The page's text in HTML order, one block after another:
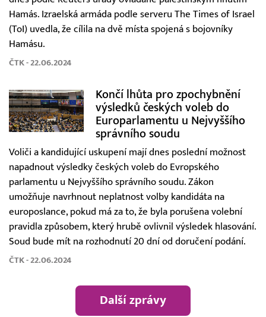
Hamás. Izraelská armáda podle serveru The Times of Israel
(ToI) uvedla, že cílila na dvě místa spojená s bojovníky
Hamásu.
ČTK - 22.06.2024
Končí lhůta pro zpochybnění
výsledků českých voleb do
Europarlamentu u Nejvyššího
správního soudu
Voliči a kandidující uskupení mají dnes poslední možnost
napadnout výsledky českých voleb do Evropského
parlamentu u Nejvyššího správního soudu. Zákon
umožňuje navrhnout neplatnost volby kandidáta na
europoslance, pokud má za to, že byla porušena volební
pravidla způsobem, který hrubě ovlivnil výsledek hlasování.
Soud bude mít na rozhodnutí 20 dní od doručení podání.
ČTK - 22.06.2024
Další zprávy